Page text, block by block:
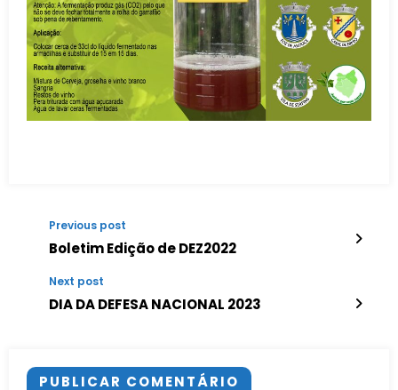
Previous post
Boletim Edição de DEZ2022
Next post
DIA DA DEFESA NACIONAL 2023
PUBLICAR COMENTÁRIO